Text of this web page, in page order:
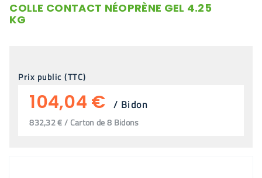
COLLE CONTACT NÉOPRÈNE GEL 4.25
KG
Prix public (TTC)
104,04 € / Bidon
832,32 € / Carton de 8 Bidons